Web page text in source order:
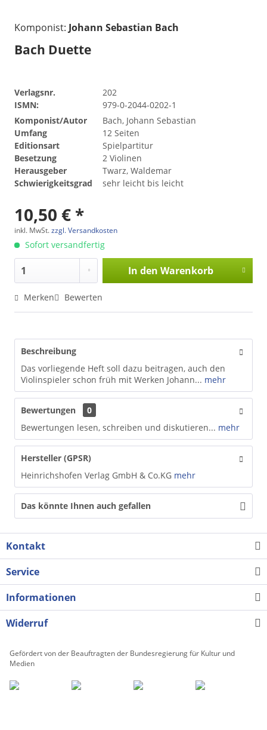
Komponist: Johann Sebastian Bach
Bach Duette
Verlagsnr.
202
ISMN:
979-0-2044-0202-1
Komponist/Autor
Bach, Johann Sebastian
Umfang
12 Seiten
Editionsart
Spielpartitur
Besetzung
2 Violinen
Herausgeber
Twarz, Waldemar
Schwierigkeitsgrad
sehr leicht bis leicht
10,50 € *
inkl. MwSt.zzgl. Versandkosten
Sofort versandfertig
In den Warenkorb
Merken Bewerten
Beschreibung
Das vorliegende Heft soll dazu beitragen, auch den
Violinspieler schon früh mit Werken Johann... mehr
Bewertungen
0
Bewertungen lesen, schreiben und diskutieren... mehr
Hersteller (GPSR)
Heinrichshofen Verlag GmbH & Co.KG mehr
Das könnte Ihnen auch gefallen
Kontakt
Service
Informationen
Widerruf
Gefördert von der Beauftragten der Bundesregierung für Kultur und
Medien